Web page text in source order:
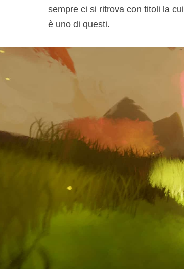
sempre ci si ritrova con titoli la
è uno di questi.